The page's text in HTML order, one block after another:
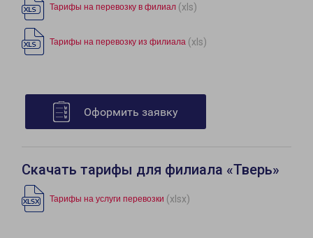
Тарифы на перевозку в филиал (xls)
Тарифы на перевозку из филиала (xls)
Оформить заявку
Скачать тарифы для филиала «Тверь»
Тарифы на услуги перевозки (xlsx)